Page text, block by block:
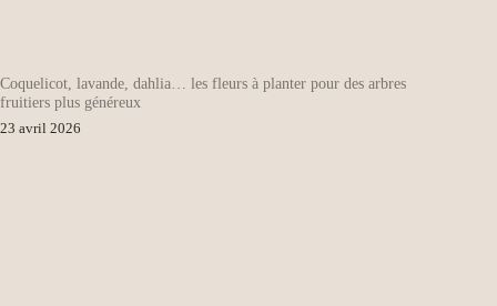
Coquelicot, lavande, dahlia… les fleurs à planter pour des arbres
fruitiers plus généreux
23 avril 2026